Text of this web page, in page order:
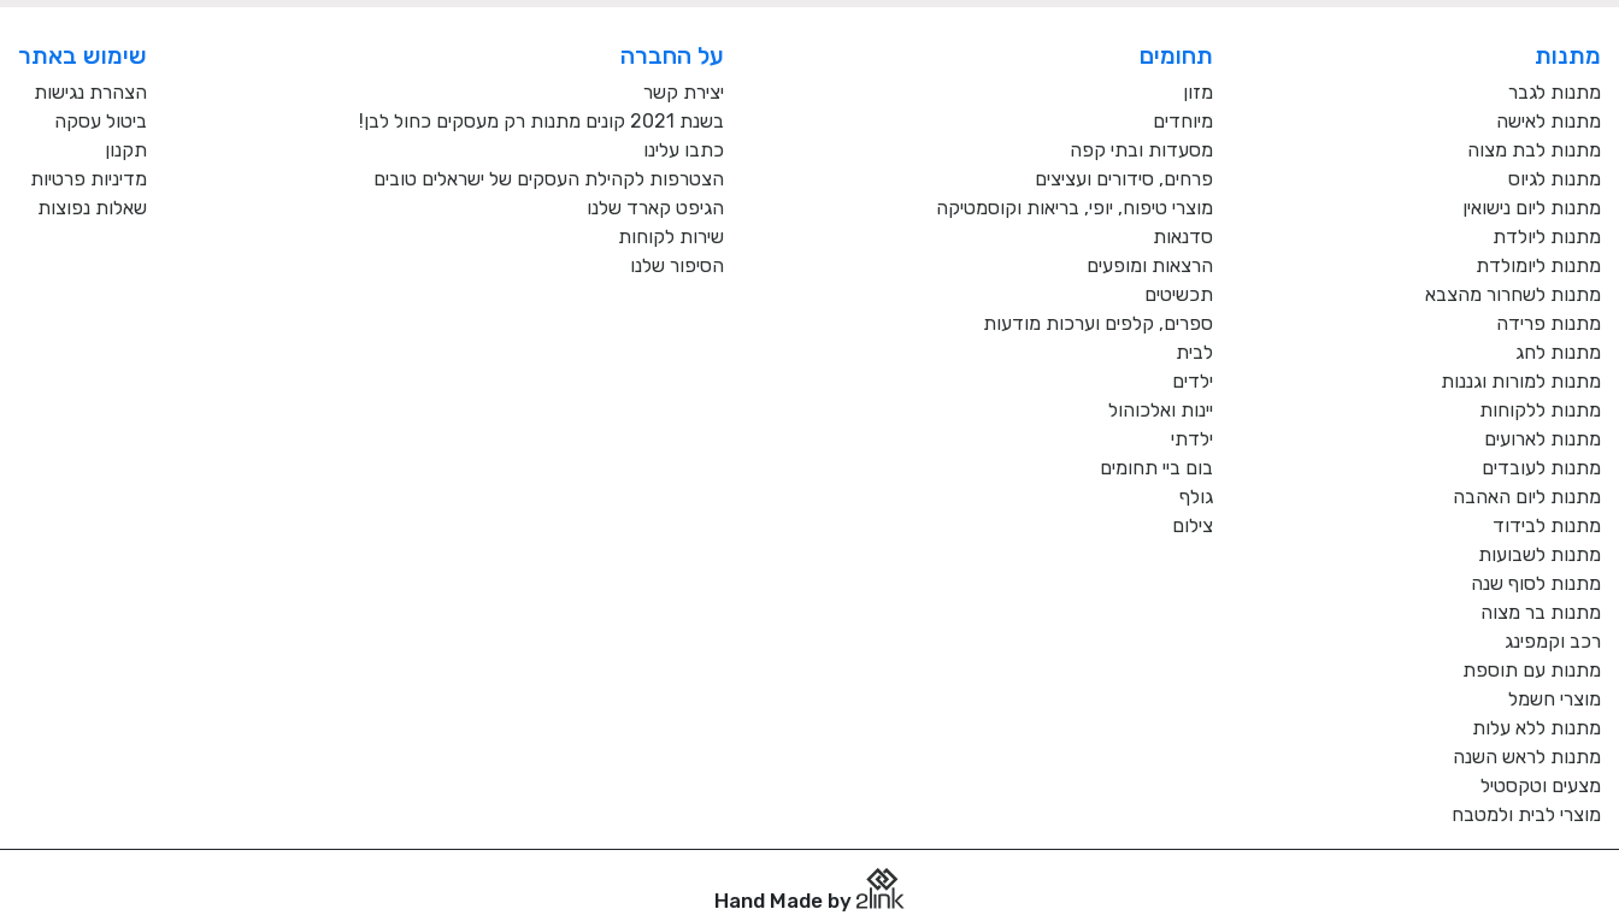
מתנות
מתנות לגבר
מתנות לאישה
מתנות לבת מצוה
מתנות לגיוס
מתנות ליום נישואין
מתנות ליולדת
מתנות ליומולדת
מתנות לשחרור מהצבא
מתנות פרידה
מתנות לחג
מתנות למורות וגננות
מתנות ללקוחות
מתנות לארועים
מתנות לעובדים
מתנות ליום האהבה
מתנות לבידוד
מתנות לשבועות
מתנות לסוף שנה
מתנות בר מצוה
רכב וקמפינג
מתנות עם תוספת
מוצרי חשמל
מתנות ללא עלות
מתנות לראש השנה
מצעים וטקסטיל
מוצרי לבית ולמטבח
תחומים
מזון
מיוחדים
מסעדות ובתי קפה
פרחים, סידורים ועציצים
מוצרי טיפוח, יופי, בריאות וקוסמטיקה
סדנאות
הרצאות ומופעים
תכשיטים
ספרים, קלפים וערכות מודעות
לבית
ילדים
יינות ואלכוהול
ילדתי
בום ביי תחומים
גולף
צילום
על החברה
יצירת קשר
בשנת 2021 קונים מתנות רק מעסקים כחול לבן!
כתבו עלינו
הצטרפות לקהילת העסקים של ישראלים טובים
הגיפט קארד שלנו
שירות לקוחות
הסיפור שלנו
שימוש באתר
הצהרת נגישות
ביטול עסקה
תקנון
מדיניות פרטיות
שאלות נפוצות
Hand Made by